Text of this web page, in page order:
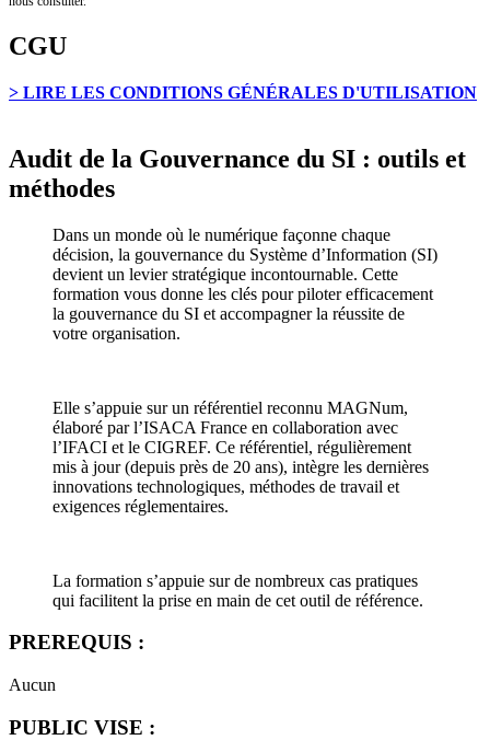
CGU
> LIRE LES CONDITIONS GÉNÉRALES D'UTILISATION
Audit de la Gouvernance du SI : outils et
méthodes
Dans un monde où le numérique façonne chaque
décision, la gouvernance du Système d’Information (SI)
devient un levier stratégique incontournable. Cette
formation vous donne les clés pour piloter efficacement
la gouvernance du SI et accompagner la réussite de
votre organisation.
Elle s’appuie sur un référentiel reconnu MAGNum,
élaboré par l’ISACA France en collaboration avec
l’IFACI et le CIGREF. Ce référentiel, régulièrement
mis à jour (depuis près de 20 ans), intègre les dernières
innovations technologiques, méthodes de travail et
exigences réglementaires.
La formation s’appuie sur de nombreux cas pratiques
qui facilitent la prise en main de cet outil de référence.
PREREQUIS :
Aucun
PUBLIC VISE :